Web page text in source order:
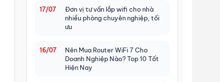
17/07
Đơn vị tư vấn lắp wifi cho nhà
nhiều phòng chuyên nghiệp, tối
ưu
16/07
Nên Mua Router WiFi 7 Cho
Doanh Nghiệp Nào? Top 10 Tốt
Hiện Nay